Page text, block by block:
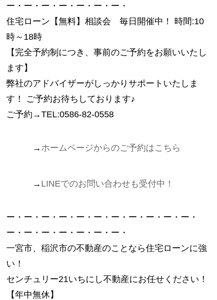
ー・ー・ー・ー・ー・ー・ー・
住宅ローン【無料】相談会 毎日開催中！ 時間:10
時～18時
【完全予約制につき、事前のご予約をお願いいたし
ます】
弊社のアドバイザーがしっかりサポートいたしま
す！ ご予約お待ちしております♪
ご予約→TEL:0586-82-0558
→ ホームページからのご予約はこちら
→ LINEでのお問い合わせも受付中！
ー・ー・ー・ー・ー・ー・ー・ー・ー・ー・ー・
ー・ー・ー・ー・ー・ー・ー・
一宮市、稲沢市の不動産のことなら住宅ローンに強
い！
センチュリー21いちにし不動産にお任せください！
【年中無休】